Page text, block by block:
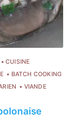
CUISINE
BATCH COOKING
VIANDE